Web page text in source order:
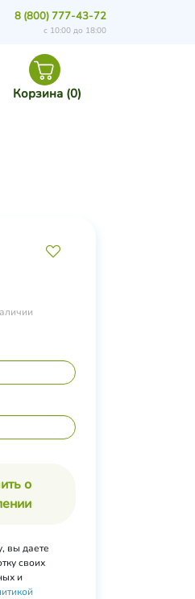
Корзина (0)
8 (800) 777-43-72
с 10:00 до 18:00
о
вы даете
своих
и